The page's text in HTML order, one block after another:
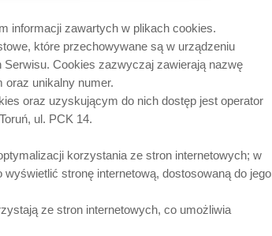
informacji zawartych w plikach cookies.
które przechowywane są w urządzeniu
Cookies zazwyczaj zawierają nazwę
oraz unikalny numer.
oraz uzyskującym do nich dostęp jest operator
ul. PCK 14.
korzystania ze stron internetowych; w
stronę internetową, dostosowaną do jego
ze stron internetowych, co umożliwia